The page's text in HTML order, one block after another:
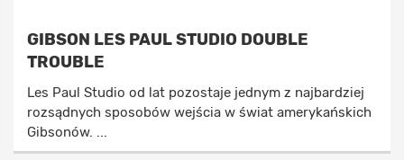
GIBSON LES PAUL STUDIO DOUBLE
TROUBLE
Les Paul Studio od lat pozostaje jednym z najbardziej
rozsądnych sposobów wejścia w świat amerykańskich
Gibsonów. ...